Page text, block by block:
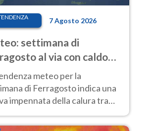
7 Agosto 2026
settimana di
al via con caldo
e qualche temporale
meteo per la
di Ferragosto indica una
impennata della calura tra
al Nord.